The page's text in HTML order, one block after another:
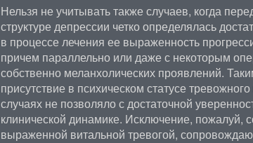
Нельзя не учитывать также случаев, когда
структуре депрессии четко определялась
в процессе лечения ее выраженность
причем параллельно или даже с некоторым
собственно меланхолических проявлений.
присутствие в психическом статусе
случаях не позволяло с достаточной
клинической динамике. Исключение, пожалуй,
выраженной витальной тревогой,